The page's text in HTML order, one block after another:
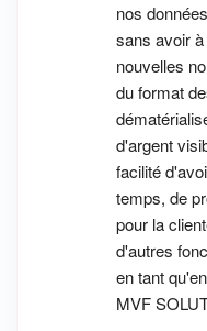
nos
sans avoir
nouvelles
du format
d'argent
facilité
temps, de
pour la
d'autres
en tant
MVF